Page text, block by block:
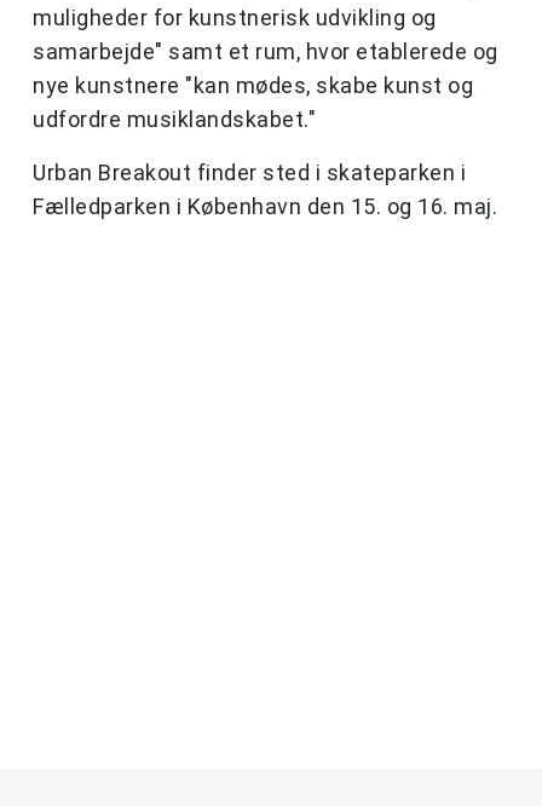
muligheder for kunstnerisk udvikling og
samarbejde" samt et rum, hvor etablerede og
nye kunstnere "kan mødes, skabe kunst og
udfordre musiklandskabet."
Urban Breakout finder sted i skateparken i
Fælledparken i København den 15. og 16. maj.